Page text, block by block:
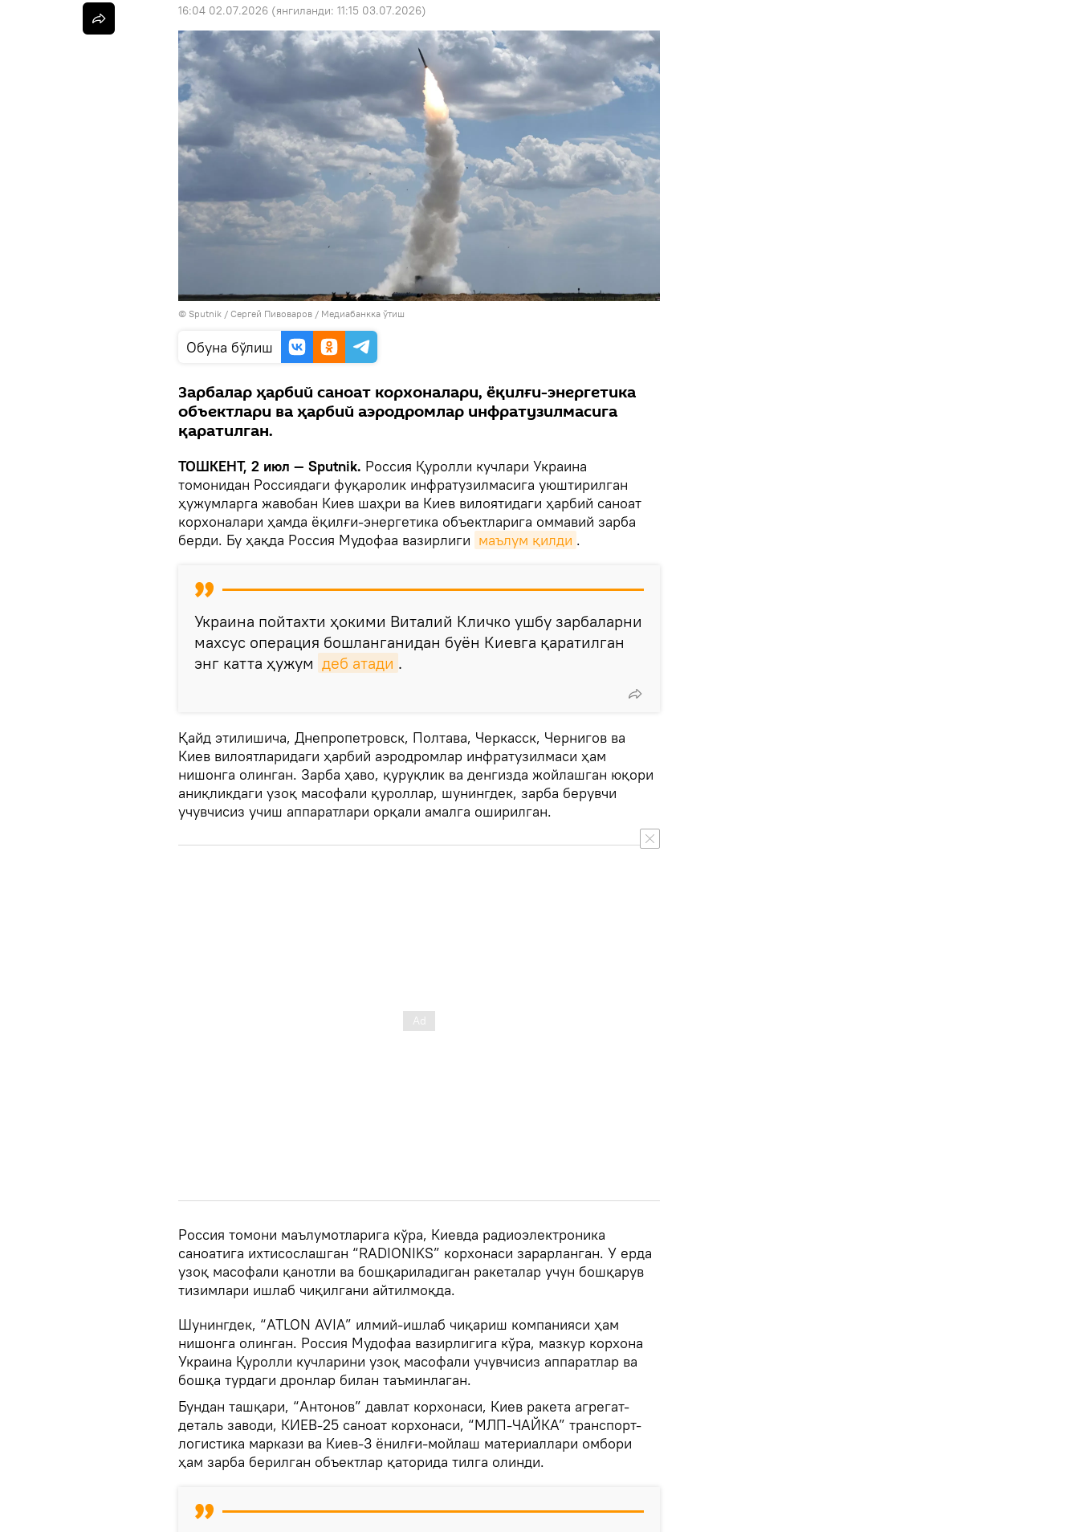
16:04 02.07.2026 (янгиланди: 11:15 03.07.2026)
© Sputnik / Сергей Пивоваров / Медиабанкка ўтиш
Oбуна бўлиш
Зарбалар ҳарбий саноат корхоналари, ёқилғи-энергетика
объектлари ва ҳарбий аэродромлар инфратузилмасига
қаратилган.
ТОШКЕНТ, 2 июл — Sputnik. Россия Қуролли кучлари Украина
томонидан Россиядаги фуқаролик инфратузилмасига уюштирилган
ҳужумларга жавобан Киев шаҳри ва Киев вилоятидаги ҳарбий саноат
корхоналари ҳамда ёқилғи-энергетика объектларига оммавий зарба
берди. Бу ҳақда Россия Мудофаа вазирлиги маълум қилди .
Украина пойтахти ҳокими Виталий Кличко ушбу зарбаларни
махсус операция бошланганидан буён Киевга қаратилган
энг катта ҳужум деб атади .
Қайд этилишича, Днепропетровск, Полтава, Черкасск, Чернигов ва
Киев вилоятларидаги ҳарбий аэродромлар инфратузилмаси ҳам
нишонга олинган. Зарба ҳаво, қуруқлик ва денгизда жойлашган юқори
аниқликдаги узоқ масофали қуроллар, шунингдек, зарба берувчи
учувчисиз учиш аппаратлари орқали амалга оширилган.
Россия томони маълумотларига кўра, Киевда радиоэлектроника
саноатига ихтисослашган “RADIONIKS” корхонаси зарарланган. У ерда
узоқ масофали қанотли ва бошқариладиган ракеталар учун бошқарув
тизимлари ишлаб чиқилгани айтилмоқда.
Шунингдек, “ATLON AVIA” илмий-ишлаб чиқариш компанияси ҳам
нишонга олинган. Россия Мудофаа вазирлигига кўра, мазкур корхона
Украина Қуролли кучларини узоқ масофали учувчисиз аппаратлар ва
бошқа турдаги дронлар билан таъминлаган.
Бундан ташқари, “Антонов” давлат корхонаси, Киев ракета агрегат-
деталь заводи, КИЕВ-25 саноат корхонаси, “МЛП-ЧАЙКА” транспорт-
логистика маркази ва Киев-3 ёнилғи-мойлаш материаллари омбори
ҳам зарба берилган объектлар қаторида тилга олинди.